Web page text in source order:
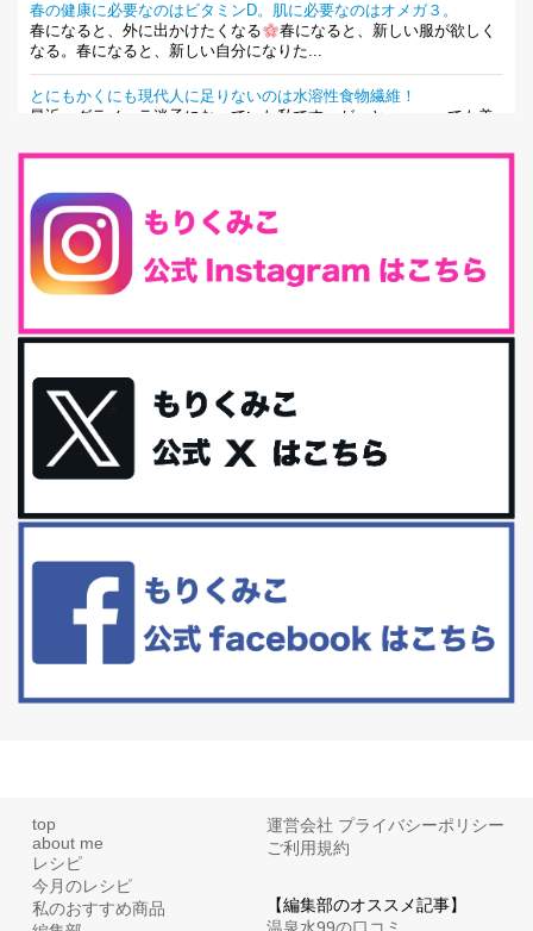
春の健康に必要なのはビタミンD。肌に必要なのはオメガ３。
春になると、外に出かけたくなる
春になると、新しい服が欲しく
なる。春になると、新しい自分になりた...
とにもかくにも現代人に足りないのは水溶性食物繊維！
最近、グラノーラ迷子になっていた私です。が、と〜〜〜っても美
腸内環境を整えることは、健康維持の中でいっちばん大事！だと私
は思っています。 ヒトの免...
iHerb特大セール終了間近！みんな何買う？
最近お風呂上がりの炭酸水をシリカシリカにしているんだけど確か
今回は、最近毎回定期的に購入している「楽天ふるさと納税」の返
礼品トップ５を紹介します。今までいろ...
更年期を穏やかに乗りきるために今できる５つのこと。
アラフィフからの体と心の整え方。 私も気づけばアラフィフ、これ
といった更年期症状はまだ...
白髪・美容・免疫力、現代人に足りないのは海藻！
リーブオイルorごま油をたらす。&n...
top
about me
レシピ
今月のレシピ
私のおすすめ商品
運営会社 プライバシーポリシー
ご利用規約
【編集部のオススメ記事】